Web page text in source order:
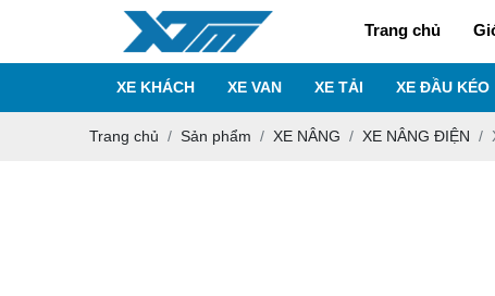
Trang chủ
XE KHÁCH XE VAN XE TẢI XE ĐẦU KÉO
Trang chủ Sản phẩm XE NÂNG XE NÂNG ĐIỆN